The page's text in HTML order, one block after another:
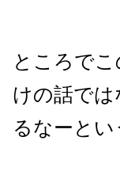
ところで
けの話で
るなーと